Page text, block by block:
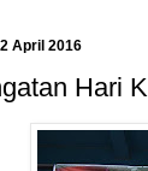
April 2016
Hari